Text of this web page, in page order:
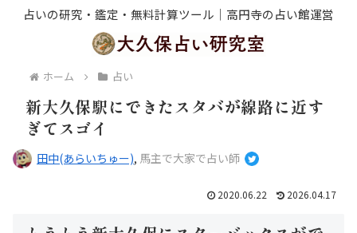
占いの研究・鑑定・無料計算ツール｜高円寺の占い館運営
ホーム 占い
新大久保駅にできたスタバが線路に近す
ぎてスゴイ
田中(あらいちゅー), 馬主で大家で占い師
2020.06.22 2026.04.17